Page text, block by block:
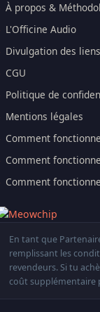
À propos &
L'Officine Audio
Divulgation des liens
CGU
Politique de
Mentions légales
Comment
Comment
Comment
En tant que
remplissant les
revendeurs. Si tu
coût supplémentaire